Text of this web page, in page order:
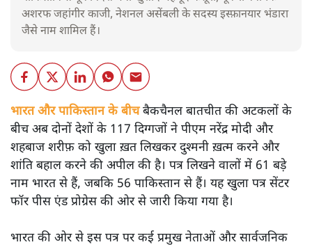
अशरफ जहांगीर काजी, नेशनल असेंबली के सदस्य इस्फ़ानयार भंडारा
जैसे नाम शामिल हैं।
भारत और पाकिस्तान के बीचबैकचैनल बातचीत की अटकलों के
बीच अब दोनों देशों के 117 दिग्गजों ने पीएम नरेंद्र मोदी और
शहबाज शरीफ़ को खुला ख़त लिखकर दुश्मनी ख़त्म करने और
शांति बहाल करने की अपील की है। पत्र लिखने वालों में 61 बड़े
नाम भारत से हैं, जबकि 56 पाकिस्तान से हैं। यह खुला पत्र सेंटर
फॉर पीस एंड प्रोग्रेस की ओर से जारी किया गया है।
भारत की ओर से इस पत्र पर कई प्रमुख नेताओं और सार्वजनिक